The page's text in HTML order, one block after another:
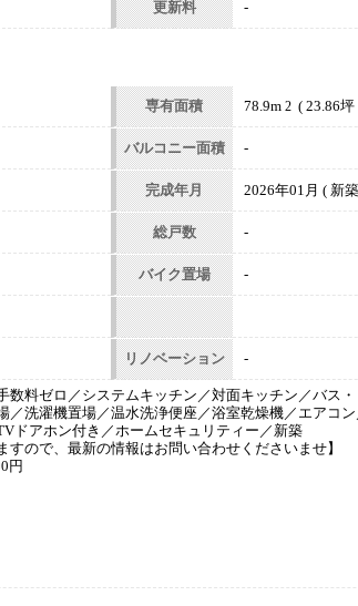
更新料 -
専有面積 78.9m 2( 23.86坪
バルコニー面積 -
完成年月 2026年01月 ( 新
総戸数 -
バイク置場 -
リノベーション -
数料ゼロ／システムキッチン／対面キッチン／バス
／洗濯機置場／温水洗浄便座／浴室乾燥機／エアコ
ドアホン付き／ホームセキュリティー／新築
ので、最新の情報はお問い合わせくださいませ】
円